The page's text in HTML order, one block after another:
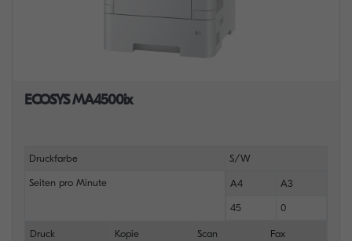
ECOSYS MA4500ix
Druckfarbe S/W
Seiten pro Minute A4 A3
45 0
Druck Kopie Scan Fax